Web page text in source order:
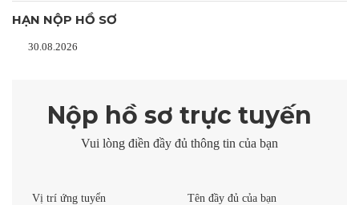
HẠN NỘP HỒ SƠ
30.08.2026
Nộp hồ sơ trực tuyến
Vui lòng điền đầy đủ thông tin của bạn
Vị trí ứng tuyển Tên đầy đủ của bạn